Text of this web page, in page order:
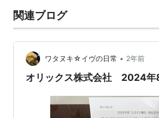
関連ブログ
ワタヌキ☆イヴの日常 • 2年前
オリックス株式会社